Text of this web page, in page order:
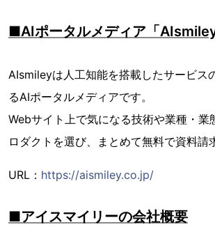
■AIポータルメディア「
AIsmileyは人工知能を搭載したサービス
るAIポータルメディアです。
Webサイト上で気になる技術や業種・業
ロダクトを選び、まとめて無料で資料請
URL： https://aismiley.co.jp/
■アイスマイリーの会社概要